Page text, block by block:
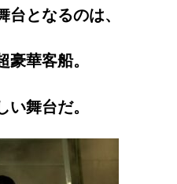
となるのは、
華客船。
い舞台だ。